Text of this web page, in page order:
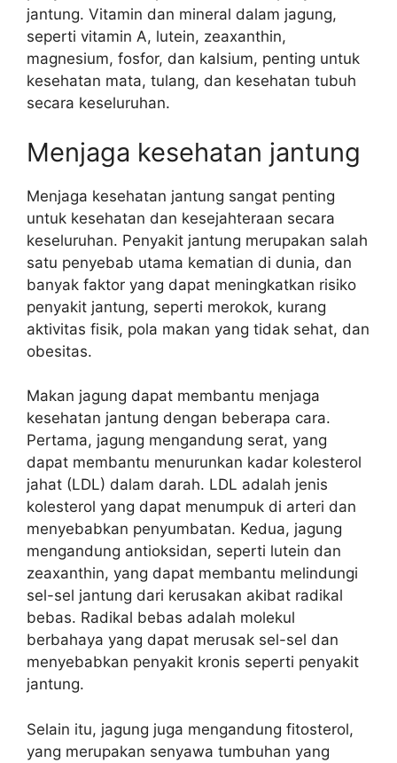
jantung. Vitamin dan mineral dalam jagung,
seperti vitamin A, lutein, zeaxanthin,
magnesium, fosfor, dan kalsium, penting untuk
kesehatan mata, tulang, dan kesehatan tubuh
secara keseluruhan.
Menjaga kesehatan jantung
Menjaga kesehatan jantung sangat penting
untuk kesehatan dan kesejahteraan secara
keseluruhan. Penyakit jantung merupakan salah
satu penyebab utama kematian di dunia, dan
banyak faktor yang dapat meningkatkan risiko
penyakit jantung, seperti merokok, kurang
aktivitas fisik, pola makan yang tidak sehat, dan
obesitas.
Makan jagung dapat membantu menjaga
kesehatan jantung dengan beberapa cara.
Pertama, jagung mengandung serat, yang
dapat membantu menurunkan kadar kolesterol
jahat (LDL) dalam darah. LDL adalah jenis
kolesterol yang dapat menumpuk di arteri dan
menyebabkan penyumbatan. Kedua, jagung
mengandung antioksidan, seperti lutein dan
zeaxanthin, yang dapat membantu melindungi
sel-sel jantung dari kerusakan akibat radikal
bebas. Radikal bebas adalah molekul
berbahaya yang dapat merusak sel-sel dan
menyebabkan penyakit kronis seperti penyakit
jantung.
Selain itu, jagung juga mengandung fitosterol,
yang merupakan senyawa tumbuhan yang